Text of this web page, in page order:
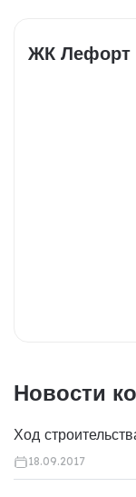
ЖК Лефорт
Новости
Ход
18.09.2017